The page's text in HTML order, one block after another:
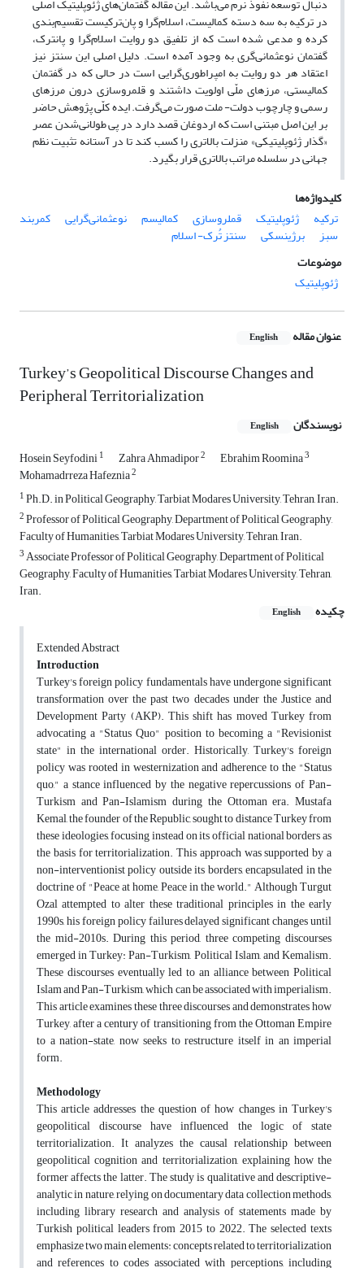
دنبال توسعه نفوذ نرم می‌باشد. این مقاله گفتمان‌های ژئوپلیتیک اصلی
در ترکیه به سه دسته کمالیست، اسلام‌گرا و پان‌ترکیست تقسیم‌بندی
کرده و مدعی شده است که از تلفیق دو روایت اسلام‌گرا و پانترک،
گفتمان نوعثمانی‌گری به وجود آمده است. دلیل اصلی این سنتز نیز
اعتقاد هر دو روایت به امپراطوری‌گرایی است در حالی که در گفتمان
کمالیستی، مرزهای ملّی اولویت داشتند و قلمروسازی درون مرزهای
رسمی و چارچوب دولت- ملت صورت می‌گرفت. ایده کلّی پژوهش حاضر
بر این اصل مبتنی است که اردوغان قصد دارد در پی طولانی‌شدن عصر
«گذار ژئوپلیتیکی» منزلت بالاتری را کسب کند تا در آستانه تثبیت نظم
جهانی در سلسله مراتب بالاتری قرار بگیرد.
کلیدواژه‌ها
ترکیه
ژئوپلیتیک قملروسازی کمالیسم نوعثمانی‌گرایی کمربند
سبز برژینسکی
سنتز تُرک- اسلام
موضوعات
ژئوپلیتیک
عنوان مقاله English
Turkey’s Geopolitical Discourse Changes and
Peripheral Territorialization
نویسندگان English
Hosein Seyfodini1 Zahra Ahmadipor2 Ebrahim Roomina3
Mohamadrreza Hafeznia2
1Ph.D. in Political Geography, Tarbiat Modares University, Tehran, Iran.
2Professor of Political Geography, Department of Political Geography,
Faculty of Humanities, Tarbiat Modares University, Tehran, Iran.
3Associate Professor of Political Geography, Department of Political
Geography, Faculty of Humanities, Tarbiat Modares University, Tehran,
Iran.
چکیده
English
Extended Abstract
Introduction
Turkey's foreign policy fundamentals have undergone significant
transformation over the past two decades under the Justice and
Development Party (AKP). This shift has moved Turkey from
advocating a "Status Quo" position to becoming a "Revisionist
state" in the international order. Historically, Turkey's foreign
policy was rooted in westernization and adherence to the "Status
quo," a stance influenced by the negative repercussions of Pan-
Turkism and Pan-Islamism during the Ottoman era. Mustafa
Kemal, the founder of the Republic, sought to distance Turkey from
these ideologies, focusing instead on its official national borders as
the basis for territorialization. This approach was supported by a
non-interventionist policy outside its borders, encapsulated in the
doctrine of "Peace at home, Peace in the world." Although Turgut
Ozal attempted to alter these traditional principles in the early
1990s, his foreign policy failures delayed significant changes until
the mid-2010s. During this period, three competing discourses
emerged in Turkey: Pan-Turkism, Political Islam, and Kemalism.
These discourses eventually led to an alliance between Political
Islam and Pan-Turkism, which can be associated with imperialism.
This article examines these three discourses and demonstrates how
Turkey, after a century of transitioning from the Ottoman Empire
to a nation-state, now seeks to restructure itself in an imperial
form.
Methodology
This article addresses the question of how changes in Turkey's
geopolitical discourse have influenced the logic of state
territorialization. It analyzes the causal relationship between
geopolitical cognition and territorialization, explaining how the
former affects the latter. The study is qualitative and descriptive-
analytic in nature, relying on documentary data collection methods,
including library research and analysis of statements made by
Turkish political leaders from 2015 to 2022. The selected texts
emphasize two main elements: concepts related to territorialization
and references to codes associated with perceptions, including